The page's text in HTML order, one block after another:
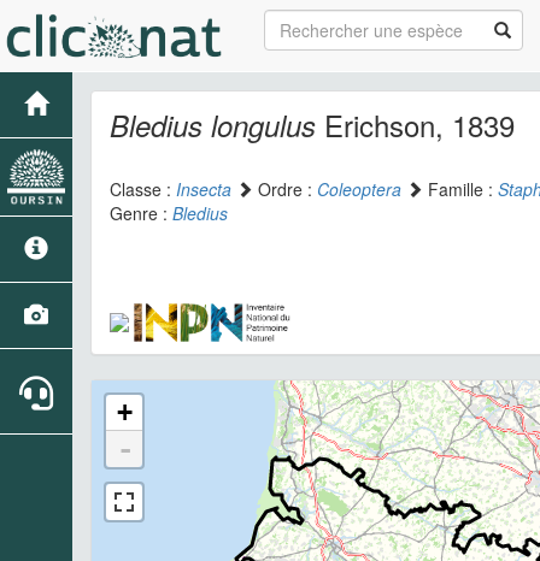
Bledius longulus Erichson, 1839
Classe : Insecta Ordre : Coleoptera Famille :
Genre : Bledius
+
-